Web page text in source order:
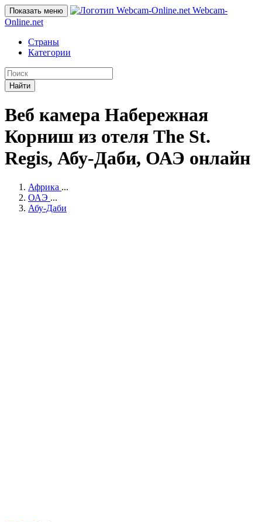
Показать меню
Webcam-
Online.net
Страны
Категории
Найти
Веб камера Набережная
Корниш из отеля The St.
Regis, Абу-Даби, ОАЭ онлайн
Африка ...
ОАЭ ...
Абу-Даби